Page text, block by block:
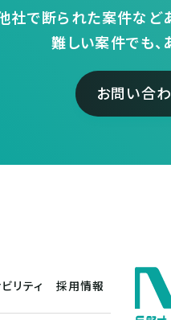
社で断られた案件など
難しい案件でも、
お問い合
リティ 採用情報